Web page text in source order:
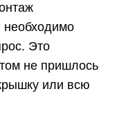
необходимо
Это
не пришлось
или всю